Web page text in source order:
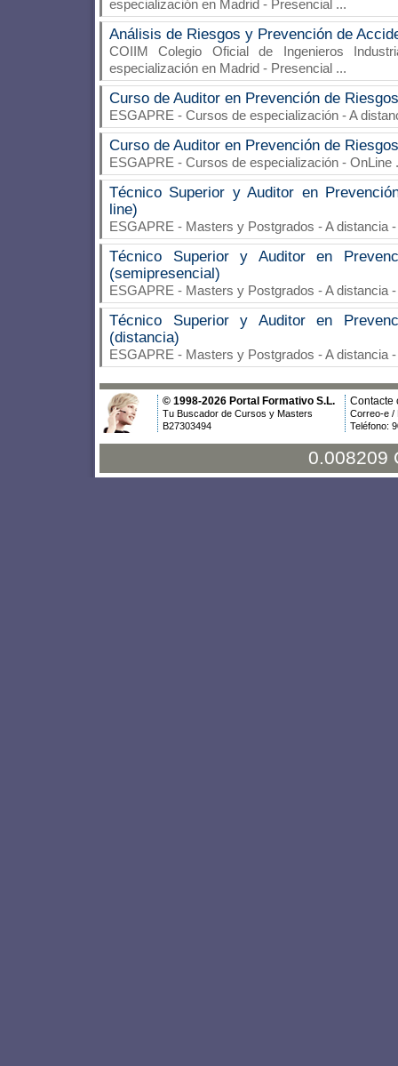
especialización en Madrid - Presencial ...
Análisis de Riesgos y Prevención de
COIIM Colegio Oficial de Ingenieros
especialización en Madrid - Presencial ...
Curso de Auditor en Prevención de
ESGAPRE - Cursos de especialización - A
Curso de Auditor en Prevención de
ESGAPRE - Cursos de especialización - OnLine
Técnico Superior y Auditor en
line)
ESGAPRE - Masters y Postgrados - A distancia
Técnico Superior y Auditor en
(semipresencial)
ESGAPRE - Masters y Postgrados - A distancia
Técnico Superior y Auditor en
(distancia)
ESGAPRE - Masters y Postgrados - A distancia
© 1998-2026 Portal Formativo S.L.
Tu Buscador de Cursos y Masters
B27303494
Contacte
Correo-e /
Teléfono:
0.008209